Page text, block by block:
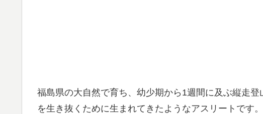
福島県の大自然で育ち、幼少期から1週間に及ぶ縦走
を生き抜くために生まれてきたようなアスリートです